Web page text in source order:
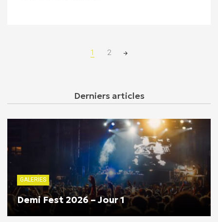
1 2
Derniers articles
GALERIES
Demi Fest 2026 – Jour 1